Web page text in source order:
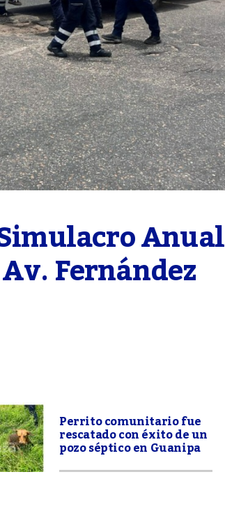
Anual
Fernández
Perrito comunitario fue
rescatado con éxito de un
pozo séptico en Guanipa